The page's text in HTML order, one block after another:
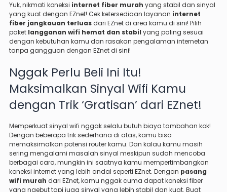
Yuk, nikmati koneksi internet fiber murah yang stabil dan sinyal
yang kuat dengan EZnet! Cek ketersediaan layanan internet
fiber jangkauan terluasdari EZnet di area kamu di sini! Pilih
paket langganan wifi hemat dan stabil yang paling sesuai
dengan kebutuhan kamu dan rasakan pengalaman internetan
tanpa gangguan dengan EZnet di sini!
Nggak Perlu Beli Ini Itu!
Maksimalkan Sinyal Wifi Kamu
dengan Trik ‘Gratisan’ dari EZnet!
Memperkuat sinyal wifi nggak selalu butuh biaya tambahan kok!
Dengan beberapa trik sederhana di atas, kamu bisa
memaksimalkan potensi router kamu. Dan kalau kamu masih
sering mengalami masalah sinyal meskipun sudah mencoba
berbagai cara, mungkin ini saatnya kamu mempertimbangkan
koneksi internet yang lebih andal seperti EZnet. Dengan pasang
wifi murah dari EZnet, kamu nggak cuma dapat koneksi fiber
yang ngebut tapi juga sinyal yang lebih stabil dan kuat. Buat